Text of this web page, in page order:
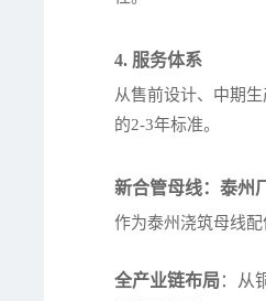
4. 服务体系
从售前设计、中期
的2-3年标准。
新合管母线：泰州
作为泰州浇筑母线
全产业链布局：从